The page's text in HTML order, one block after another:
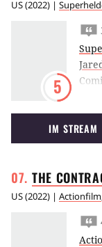
US(2022) |
5
IM STREAM
THE
US(2022) | Actionfilm